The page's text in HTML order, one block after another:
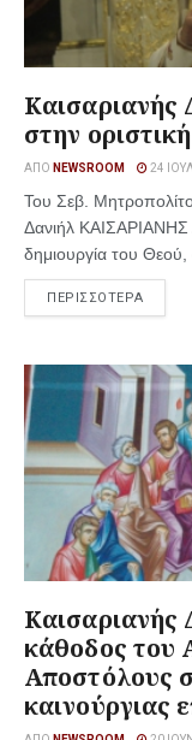
Καισαριανής
στην
ΑΠΌ NEWSROOM 24
Του Σεβ.
Δανιήλ ΚΑΙΣΑΡΙΑΝΗΣ
δημιουργία του Θεού,
ΠΕΡΙΣΣΟΤΕΡΑ
Καισαριανής
κάθοδος του
Αποστόλους
καινούργιας